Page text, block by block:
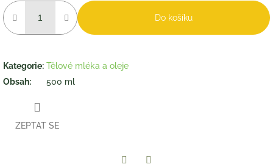
Do košíku
Kategorie: Tělové mléka a oleje
Obsah: 500 ml
ZEPTAT SE